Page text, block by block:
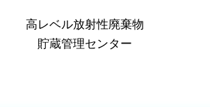
高レベル放射性廃棄物
貯蔵管理センター